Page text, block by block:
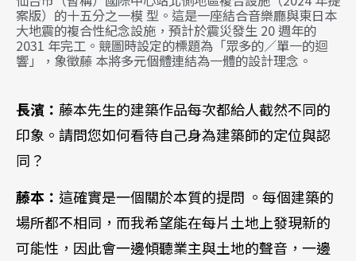
案版）的十五分之一模 型。這是一座結合音樂廳與東日本
大地震的複合性紀念設施，預計於震災發生 20 週年的
2031 年完工。競圖時設定的標題為「眾多的／單一的迴
響」，象徵藤 本將多元個體連結為一體的設計理念。
長濱： 藤本先生的建築作品每次都給人截然不同的
印象。請問您如何看待自己身為建築師的定位與認
同？
藤本： 這確實是一個關於本質的提問 。每個建築的
場所都不相同，而我希望能在每片土地上發現新的
可能性，因此會一邊傾聽業主與土地的聲音，一邊